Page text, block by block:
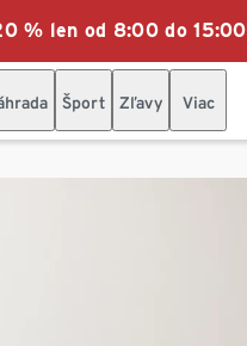
% len od 8:00 do 15:00
Šport Zľavy Viac